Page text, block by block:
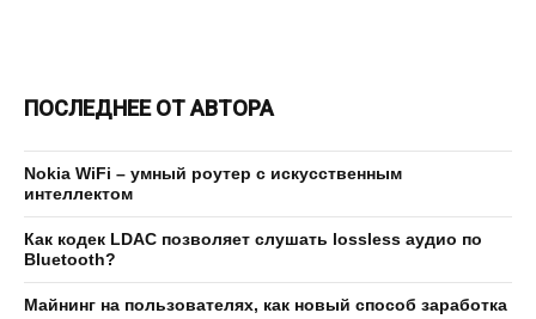
ПОСЛЕДНЕЕ ОТ АВТОРА
Nokia WiFi – умный роутер с искусственным
интеллектом
Как кодек LDAC позволяет слушать lossless аудио по
Bluetooth?
Майнинг на пользователях, как новый способ заработка